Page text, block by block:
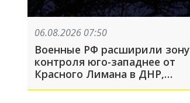
06.08.2026 07:50
Военные РФ расширили зону
контроля юго-западнее от
Красного Лимана в ДНР,
Дональд Трамп заявил, что